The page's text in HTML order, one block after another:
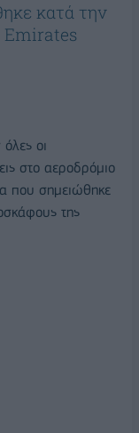
κατά την
Emirates
οι
στο αεροδρόμιο
που σημειώθηκε
της